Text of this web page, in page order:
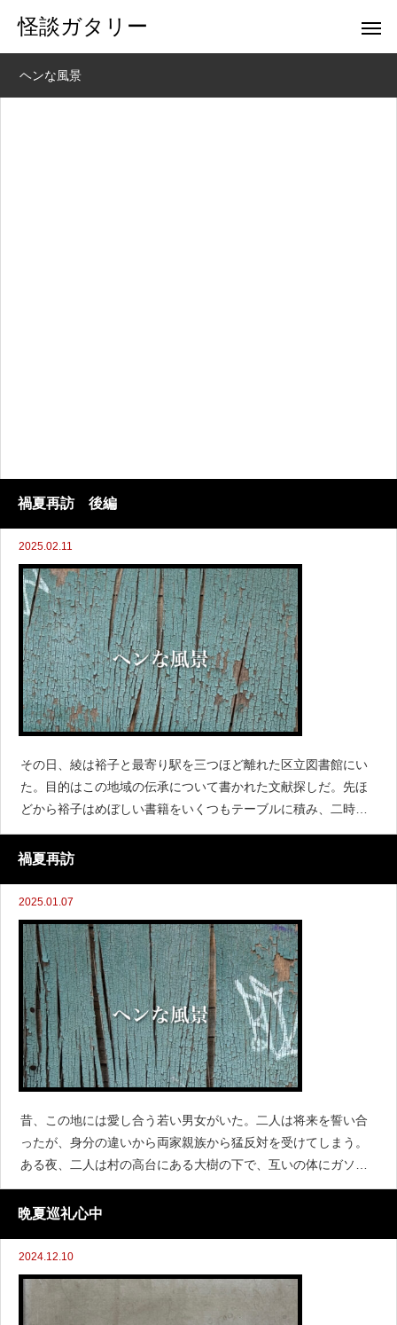
怪談ガタリー
ヘンな風景
禍夏再訪 後編
2025.02.11
その日、綾は裕子と最寄り駅を三つほど離れた区立図書館にい
た。目的はこの地域の伝承について書かれた文献探しだ。先ほ
どから裕子はめぼしい書籍をいくつもテーブルに積み、二時間
ほど難しい顔で読み込んでいる。綾は横のソファで適当な本を
手に取ってパラパラとページをめくっていたが、おもむろに立
禍夏再訪
2025.01.07
昔、この地には愛し合う若い男女がいた。二人は将来を誓い合
ったが、身分の違いから両家親族から猛反対を受けてしまう。
ある夜、二人は村の高台にある大樹の下で、互いの体にガソリ
ンをかけて心中を図った。先に男が女の方に火をつけたが、激
しく燃え上がる女の体と、耐え難い苦痛による女の断末魔に、
晩夏巡礼心中
2024.12.10